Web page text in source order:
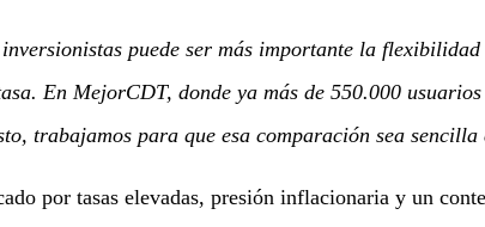
puede ser más importante la
En MejorCDT, donde ya más de 550.000
trabajamos para que esa comparación sea sencilla
por tasas elevadas, presión inflacionaria y un